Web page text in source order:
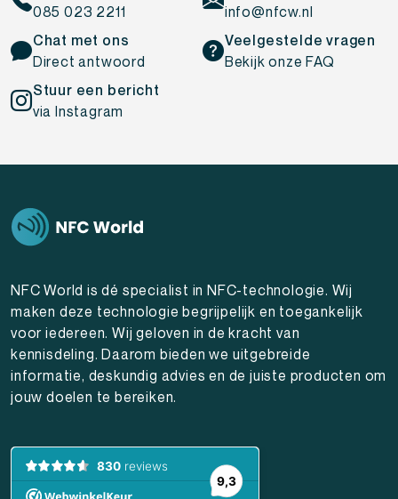
085 023 2211
info@nfcw.nl
Chat met ons
Direct antwoord
Veelgestelde vragen
Bekijk onze FAQ
Stuur een bericht
via Instagram
NFC World is dé specialist in NFC-technologie. Wij
maken deze technologie begrijpelijk en toegankelijk
voor iedereen. Wij geloven in de kracht van
kennisdeling. Daarom bieden we uitgebreide
informatie, deskundig advies en de juiste producten om
jouw doelen te bereiken.